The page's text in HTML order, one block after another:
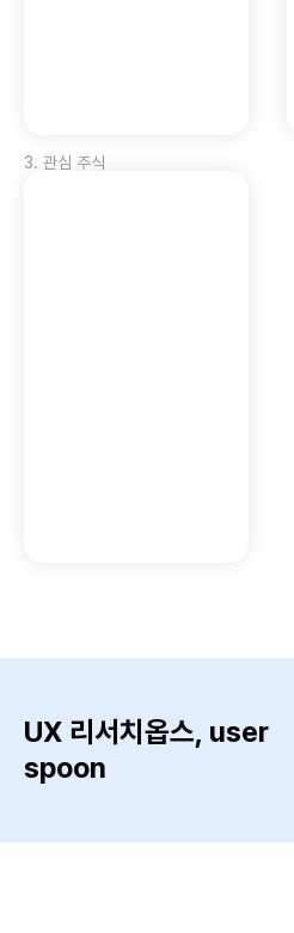
3. 관심 주식
UX 리서치옵스, user
spoon